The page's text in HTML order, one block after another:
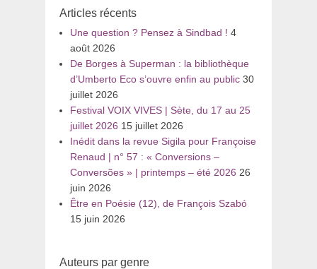
Articles récents
Une question ? Pensez à Sindbad ! 4
août 2026
De Borges à Superman : la bibliothèque
d’Umberto Eco s’ouvre enfin au public 30
juillet 2026
Festival VOIX VIVES | Sète, du 17 au 25
juillet 2026 15 juillet 2026
Inédit dans la revue Sigila pour Françoise
Renaud | n° 57 : « Conversions –
Conversões » | printemps – été 2026 26
juin 2026
Être en Poésie (12), de François Szabó
15 juin 2026
Auteurs par genre